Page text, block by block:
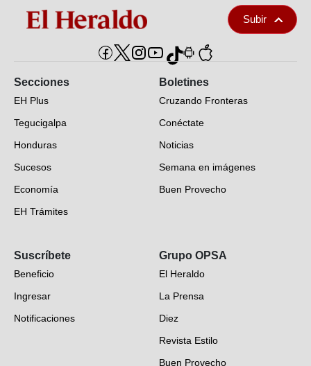
Subir
Secciones
EH Plus
Tegucigalpa
Honduras
Sucesos
Economía
EH Trámites
EH Verifica
Fotogalerías
Deportes
Videos
Boletines
Cruzando Fronteras
Conéctate
Noticias
Semana en imágenes
Buen Provecho
Suscríbete
Beneficio
Ingresar
Notificaciones
Grupo OPSA
El Heraldo
La Prensa
Diez
Revista Estilo
Buen Provecho